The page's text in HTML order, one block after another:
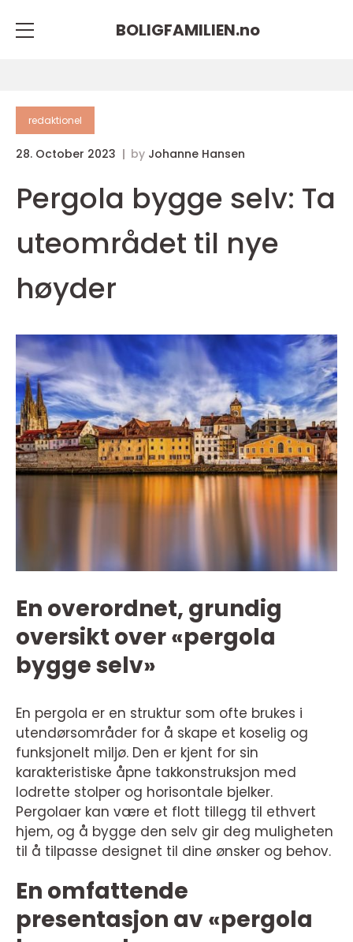
BOLIGFAMILIEN.no
redaktionel
28. October 2023 by Johanne Hansen
Pergola bygge selv: Ta
uteområdet til nye
høyder
En overordnet, grundig
oversikt over «pergola
bygge selv»
En pergola er en struktur som ofte brukes i
utendørsområder for å skape et koselig og
funksjonelt miljø. Den er kjent for sin
karakteristiske åpne takkonstruksjon med
lodrette stolper og horisontale bjelker.
Pergolaer kan være et flott tillegg til ethvert
hjem, og å bygge den selv gir deg muligheten
til å tilpasse designet til dine ønsker og behov.
En omfattende
presentasjon av «pergola